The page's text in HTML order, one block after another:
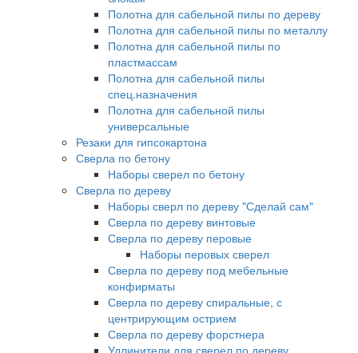
Полотна для сабельной пилы по дереву
Полотна для сабельной пилы по металлу
Полотна для сабельной пилы по
пластмассам
Полотна для сабельной пилы
спец.назначения
Полотна для сабельной пилы
универсальные
Резаки для гипсокартона
Сверла по бетону
Наборы сверел по бетону
Сверла по дереву
Наборы сверл по дереву "Сделай сам"
Сверла по дереву винтовые
Сверла по дереву перовые
Наборы перовых сверел
Сверла по дереву под мебельные
конфирматы
Сверла по дереву спиральные, с
центрирующим острием
Сверла по дереву форстнера
Удлинители для сверел по дереву